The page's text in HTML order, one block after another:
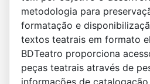
metodologia para
formatação e
textos teatrais em formato
BDTeatro proporciona
peças teatrais através de
informações de